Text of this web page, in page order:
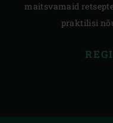
maitsvamaid
praktilisi